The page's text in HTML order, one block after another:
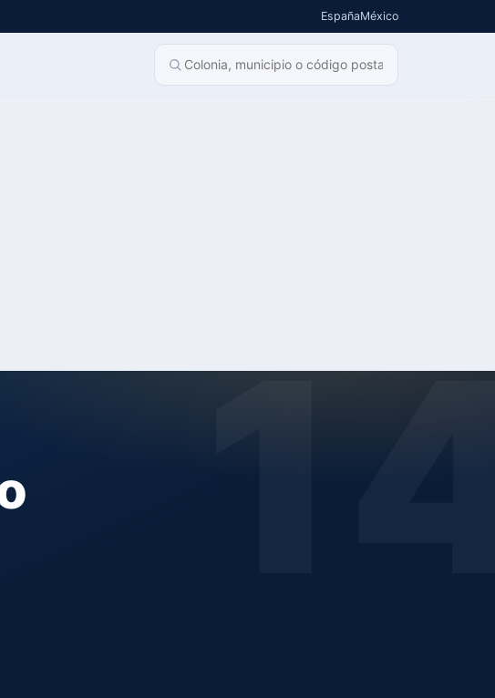
EspañaMéxico